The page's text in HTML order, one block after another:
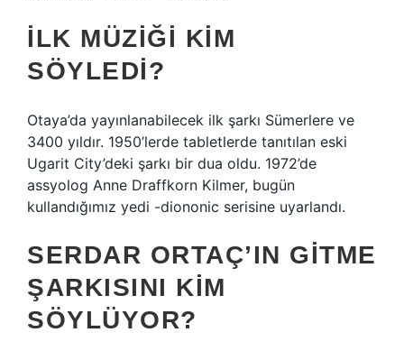
İLK MÜZIĞI KIM
SÖYLEDI?
Otaya’da yayınlanabilecek ilk şarkı Sümerlere ve
3400 yıldır. 1950’lerde tabletlerde tanıtılan eski
Ugarit City’deki şarkı bir dua oldu. 1972’de
assyolog Anne Draffkorn Kilmer, bugün
kullandığımız yedi -diononic serisine uyarlandı.
SERDAR ORTAÇ’IN GITME
ŞARKISINI KIM
SÖYLÜYOR?